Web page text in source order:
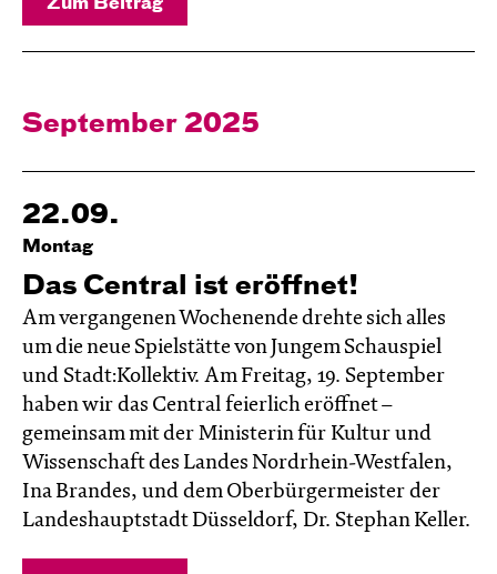
Zum Beitrag
September 2025
22.09.
Montag
Das Central ist eröffnet!
Am vergangenen Wochenende drehte sich alles
um die neue Spielstätte von Jungem Schauspiel
und Stadt:Kollektiv. Am Freitag, 19. September
haben wir das Central feierlich eröffnet –
gemeinsam mit der Ministerin für Kultur und
Wissenschaft des Landes Nordrhein-Westfalen,
Ina Brandes, und dem Oberbürgermeister der
Landeshauptstadt Düsseldorf, Dr. Stephan Keller.